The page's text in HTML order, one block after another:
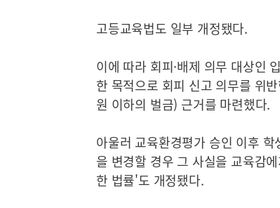
고등교육법도 일부 개정됐다.
이에 따라 회피·배제 의무 대상인
한 목적으로 회피 신고 의무를 위
원 이하의 벌금) 근거를 마련했다.
아울러 교육환경평가 승인 이후
을 변경할 경우 그 사실을 교육감
한 법률'도 개정됐다.